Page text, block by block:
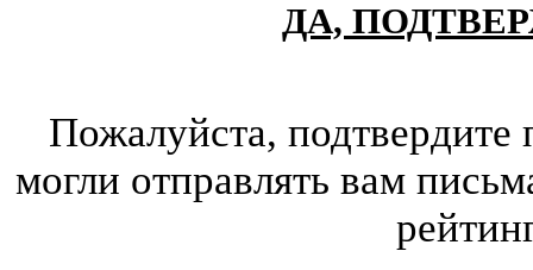
ДА,
Пожалуйста,
могли отправлять вам